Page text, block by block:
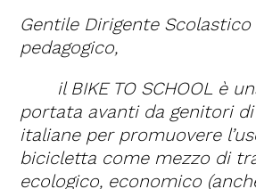
Gentile Dirigente
pedagogico,
il BIKE TO SCHOOL è
portata avanti da genitori
italiane per promuovere
bicicletta come mezzo di
ecologico, economico